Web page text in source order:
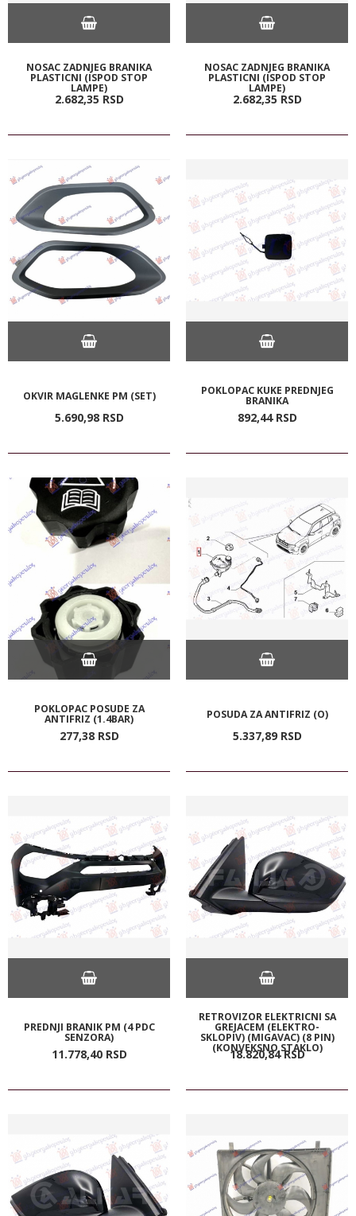
NOSAC ZADNJEG BRANIKA
PLASTICNI (ISPOD STOP
LAMPE)
2.682,35 RSD
NOSAC ZADNJEG BRANIKA
PLASTICNI (ISPOD STOP
LAMPE)
2.682,35 RSD
OKVIR MAGLENKE PM (SET)
5.690,98 RSD
POKLOPAC KUKE PREDNJEG
BRANIKA
892,44 RSD
POKLOPAC POSUDE ZA
ANTIFRIZ (1.4BAR)
277,38 RSD
POSUDA ZA ANTIFRIZ (O)
5.337,89 RSD
PREDNJI BRANIK PM (4 PDC
SENZORA)
11.778,40 RSD
RETROVIZOR ELEKTRICNI SA
GREJACEM (ELEKTRO-
SKLOPIV) (MIGAVAC) (8 PIN)
(KONVEKSNO STAKLO)
18.820,84 RSD